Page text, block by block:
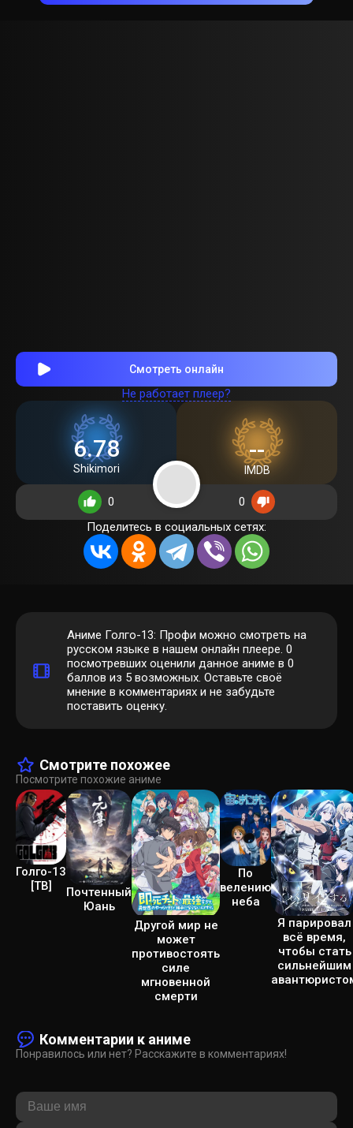
Смотреть онлайн
Не работает плеер?
6.78
Shikimori
--
IMDB
0
0
Поделитесь в социальных сетях:
Аниме Голго-13: Профи можно смотреть на
русском языке в нашем онлайн плеере. 0
посмотревших оценили данное аниме в 0
баллов из 5 возможных. Оставьте своё
мнение в комментариях и не забудьте
поставить оценку.
Смотрите похожее
Посмотрите похожие аниме
Голго-13
[ТВ]
Почтенный
Юань
Другой мир не
может
противостоять
силе
мгновенной
смерти
По
велению
неба
Я парировал
всё время,
чтобы стать
сильнейшим
Комментарии к аниме
Понравилось или нет? Расскажите в комментариях!